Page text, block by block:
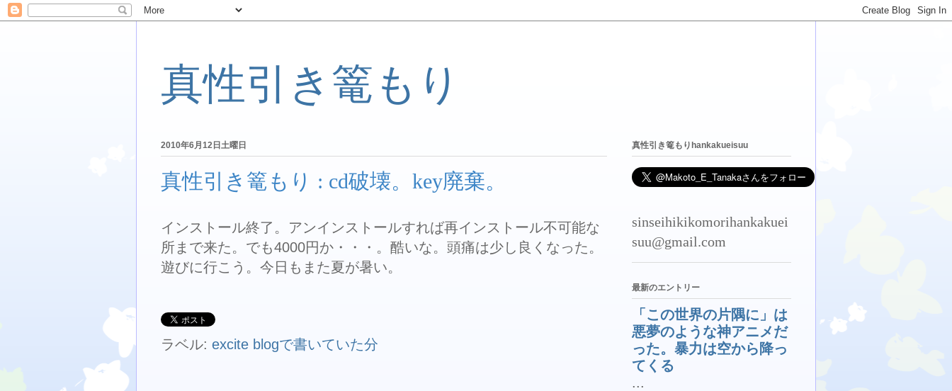
真性引き篭もり
2010年6月12日土曜日
真性引き篭もり : cd破壊。key廃棄。
インストール終了。アンインストールすれば再インストール不可能な
所まで来た。でも4000円か・・・。酷いな。頭痛は少し良くなった。
遊びに行こう。今日もまた夏が暑い。
ラベル: excite blogで書いていた分
真性引き篭もりhankakueisuu
sinseihikikomorihankakuei
suu@gmail.com
最新のエントリー
「この世界の片隅に」は
悪夢のような神アニメだ
った。暴力は空から降っ
てくる
...